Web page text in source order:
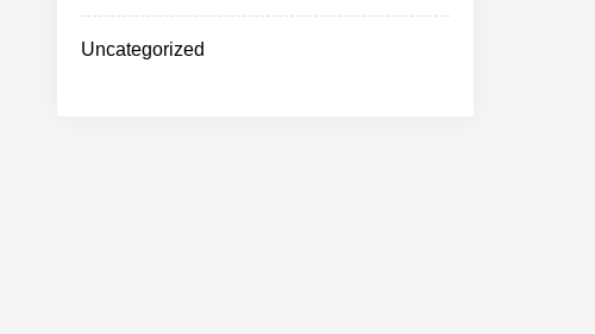
Uncategorized